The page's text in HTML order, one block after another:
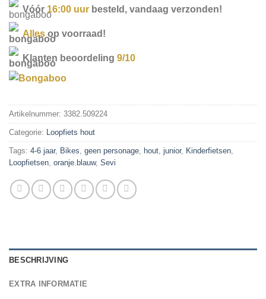
Vóór 16:00 uur besteld, vandaag verzonden!
Alles op voorraad!
Klanten beoordeling 9/10
Artikelnummer: 3382.509224
Categorie: Loopfiets hout
Tags: 4-6 jaar, Bikes geen personage hout junior, Kinderfietsen
Loopfietsen oranje.blauw, Sevi
BESCHRIJVING
EXTRA INFORMATIE